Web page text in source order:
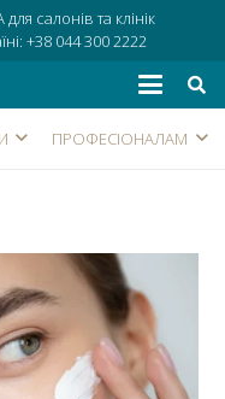
ПРОФЕСІОНАЛАМ
салонів та клінік
+38 044 300 2222